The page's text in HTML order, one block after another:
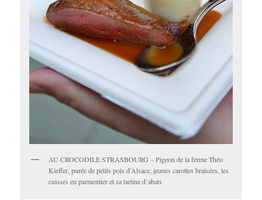
AU CROCODILE STRASBOURG – Pigeon de la ferme Théo
Kieffer, purée de petits pois d’Alsace, jeunes carottes braisées, les
cuisses en parmentier et sa tartine d’abats